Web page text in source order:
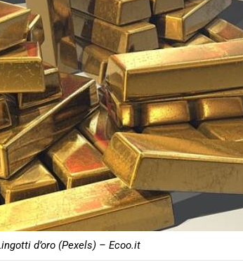
d’oro (Pexels) – Ecoo.it